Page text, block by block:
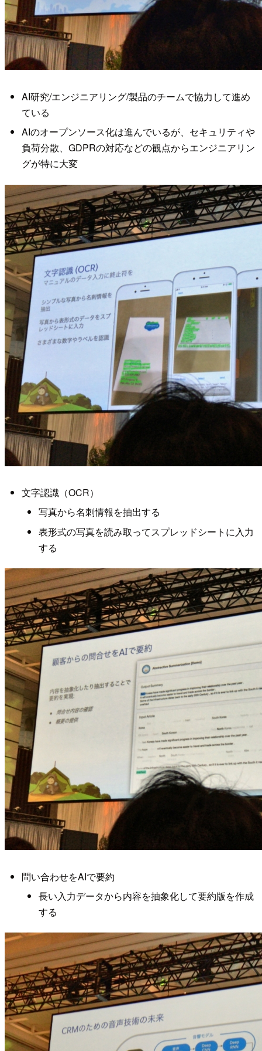
AI研究/エンジニアリング/製品のチームで協力して進め
ている
AIのオープンソース化は進んでいるが、セキュリティや
負荷分散、GDPRの対応などの観点からエンジニアリン
グが特に大変
文字認識（OCR）
写真から名刺情報を抽出する
表形式の写真を読み取ってスプレッドシートに入力
する
問い合わせをAIで要約
長い入力データから内容を抽象化して要約版を作成
する